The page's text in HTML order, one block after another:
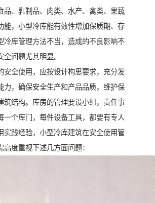
品、乳制品、肉类、水产、禽类、果蔬
能，小型冷库能有效性增加保质期、存
冷库管理方法不当，造成的不良影响不
问题尤其明显。
全使用，应按设计构思要求，充分发
力，确保安全生产和产品品质，维护保
筑结构。库房的管理要设小组，责任事
一个库门，每件设备工具，都要有专人
实践经验，小型冷库建筑在安全使用管
高度重视下述几方面问题：